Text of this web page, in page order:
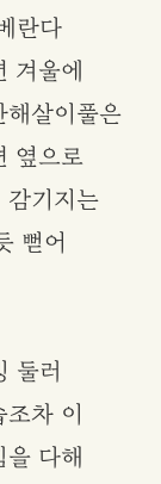
란다
겨울에
해살이풀은
옆으로
감기지는
뻗어
둘러
차 이
다해